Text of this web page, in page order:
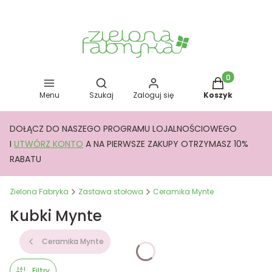
Menu
Otwórz wyszukiwarkę
Szukaj Zaloguj się
Produkty w
Koszyk
DOŁĄCZ DO NASZEGO PROGRAMU LOJALNOŚCIOWEGO
I UTWÓRZ KONTO A NA PIERWSZE ZAKUPY OTRZYMASZ 10%
RABATU
Zielona Fabryka Zastawa stołowa Ceramika Mynte
Kubki Mynte
Ceramika Mynte